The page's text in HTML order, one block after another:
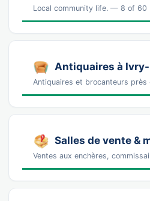
Local community life. — 8 of 60
Antiquaires à
Antiquaires et brocanteurs
Salles de vente &
Ventes aux enchères,